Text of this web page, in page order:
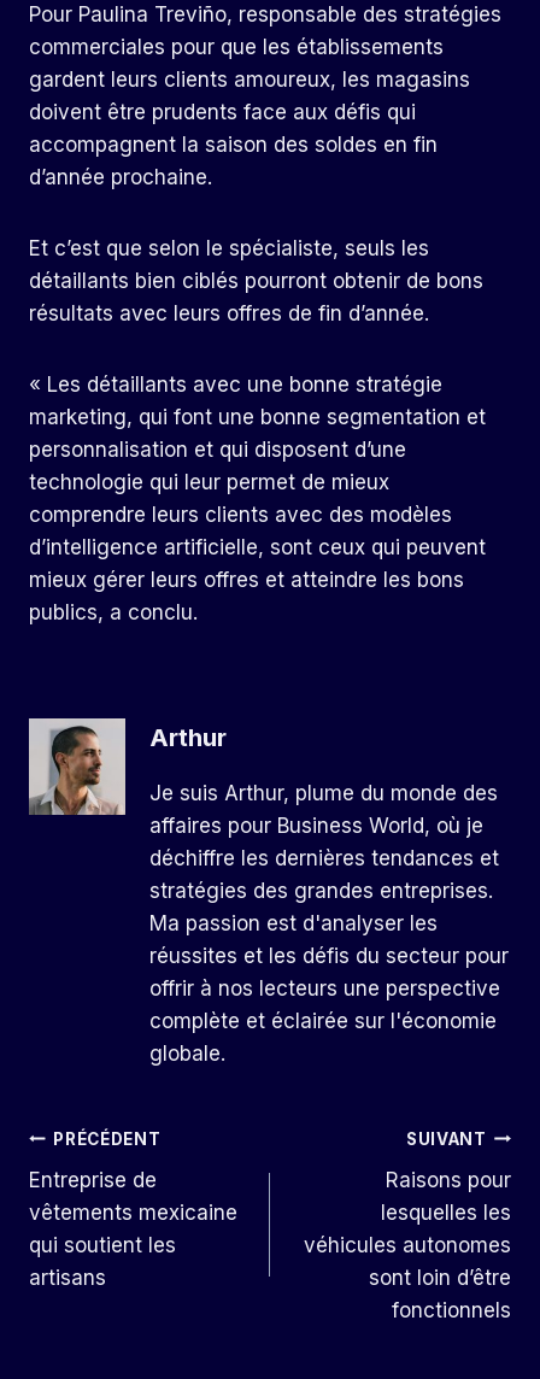
Pour Paulina Treviño, responsable des stratégies
commerciales pour que les établissements
gardent leurs clients amoureux, les magasins
doivent être prudents face aux défis qui
accompagnent la saison des soldes en fin
d’année prochaine.
Et c’est que selon le spécialiste, seuls les
détaillants bien ciblés pourront obtenir de bons
résultats avec leurs offres de fin d’année.
« Les détaillants avec une bonne stratégie
marketing, qui font une bonne segmentation et
personnalisation et qui disposent d’une
technologie qui leur permet de mieux
comprendre leurs clients avec des modèles
d’intelligence artificielle, sont ceux qui peuvent
mieux gérer leurs offres et atteindre les bons
publics, a conclu.
Arthur
Je suis Arthur, plume du monde des
affaires pour Business World, où je
déchiffre les dernières tendances et
stratégies des grandes entreprises.
Ma passion est d'analyser les
réussites et les défis du secteur pour
offrir à nos lecteurs une perspective
complète et éclairée sur l'économie
globale.
Navigation
De
L’article
PRÉCÉDENT
Entreprise de
vêtements mexicaine
qui soutient les
artisans
SUIVANT
Raisons pour
lesquelles les
véhicules autonomes
sont loin d’être
fonctionnels